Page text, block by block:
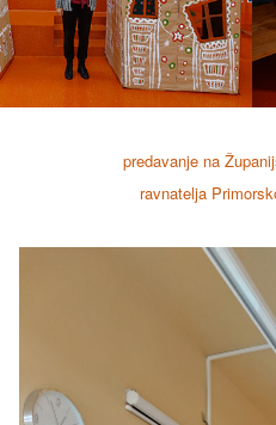
predavanje na
ravnatelja